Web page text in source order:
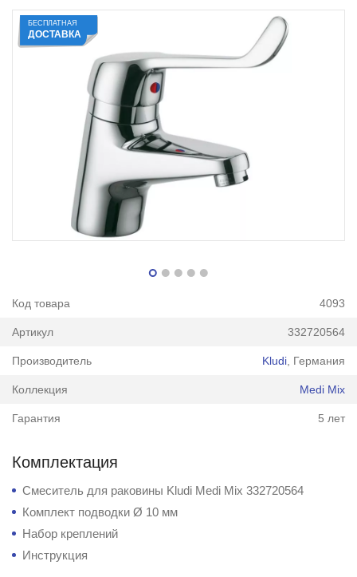
БЕСПЛАТНАЯ
ДОСТАВКА
Код товара 4093
Артикул 332720564
Производитель Kludi , Германия
Коллекция Medi Mix
Гарантия 5 лет
Комплектация
Смеситель для раковины Kludi Medi Mix 332720564
Комплект подводки Ø 10 мм
Набор креплений
Инструкция